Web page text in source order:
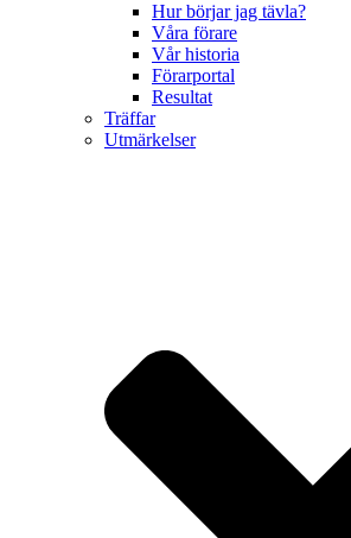
Hur börjar jag tävla?
Våra förare
Vår historia
Förarportal
Resultat
Träffar
Utmärkelser